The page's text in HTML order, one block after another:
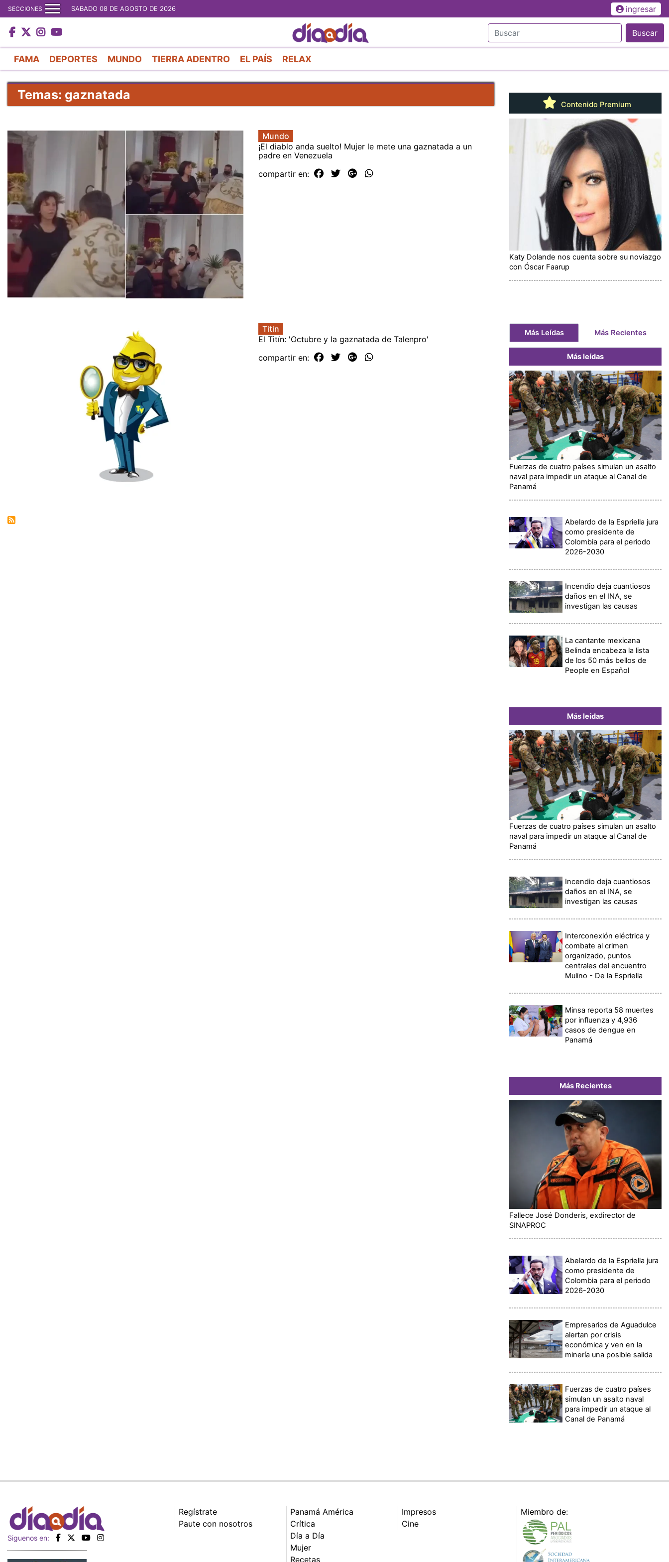
al
contenido
principal
SECCIONES SABADO 08 DE AGOSTO DE 2026 ingresar
Buscar
FAMA DEPORTES MUNDO TIERRA ADENTRO EL PAÍS RELAX
Temas: gaznatada
Mundo
¡El diablo anda suelto! Mujer le mete una gaznatada a un
padre en Venezuela
compartir en:
Titin
El Titín: 'Octubre y la gaznatada de Talenpro'
compartir en:
Contenido Premium
Katy Dolande nos cuenta sobre su noviazgo
con Óscar Faarup
Más Leídas Más Recientes
Más leídas
Fuerzas de cuatro países simulan un asalto
naval para impedir un ataque al Canal de
Panamá
Abelardo de la Espriella jura
como presidente de
Colombia para el periodo
2026-2030
Incendio deja cuantiosos
daños en el INA, se
investigan las causas
La cantante mexicana
Belinda encabeza la lista
de los 50 más bellos de
People en Español
Más leídas
Fuerzas de cuatro países simulan un asalto
naval para impedir un ataque al Canal de
Panamá
Incendio deja cuantiosos
daños en el INA, se
investigan las causas
Interconexión eléctrica y
combate al crimen
organizado, puntos
centrales del encuentro
Mulino - De la Espriella
Minsa reporta 58 muertes
por influenza y 4,936
casos de dengue en
Panamá
Más Recientes
Fallece José Donderis, exdirector de
SINAPROC
Abelardo de la Espriella jura
como presidente de
Colombia para el periodo
2026-2030
Empresarios de Aguadulce
alertan por crisis
económica y ven en la
minería una posible salida
Fuerzas de cuatro países
simulan un asalto naval
para impedir un ataque al
Canal de Panamá
Siguenos en:
Regístrate
Paute con nosotros
Panamá América
Crítica
Día a Día
Mujer
Recetas
Impresos
Cine
Miembro de: